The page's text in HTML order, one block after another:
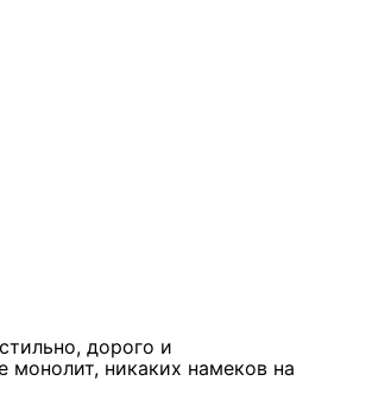
дорого и
никаких намеков на